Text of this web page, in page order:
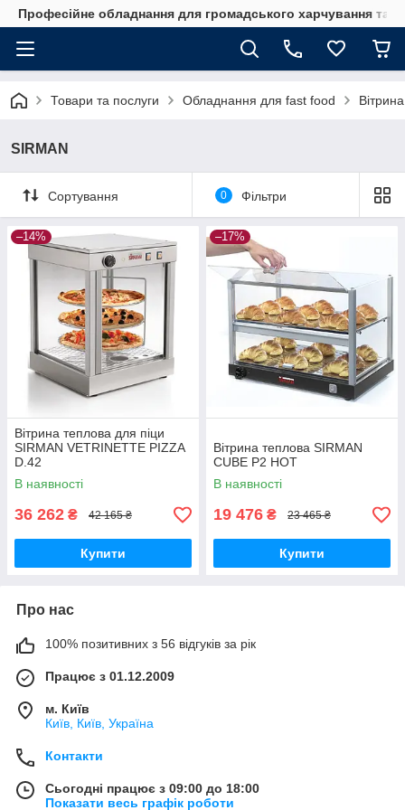
Професійне обладнання для громадського харчування та
Товари та послуги Обладнання для fast food
SIRMAN
Сортування 0 Фільтри
–14%
Вітрина теплова для піци
SIRMAN VETRINETTE PIZZA
D.42
В наявності
36 262 ₴ 42 165 ₴
Купити
–17%
Вітрина теплова SIRMAN
CUBE P2 HOT
В наявності
19 476 ₴ 23 465 ₴
Купити
Про нас
100% позитивних з 56 відгуків за рік
Працює з 01.12.2009
м. Київ
Київ, Київ, Україна
Контакти
Сьогодні працює з 09:00 до 18:00
Показати весь графік роботи